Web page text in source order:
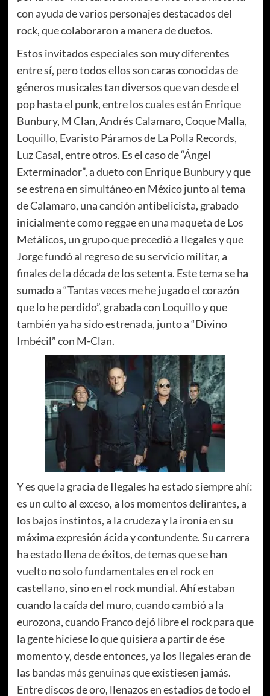
con ayuda de varios personajes destacados del
rock, que colaboraron a manera de duetos.
Estos invitados especiales son muy diferentes
entre sí, pero todos ellos son caras conocidas de
géneros musicales tan diversos que van desde el
pop hasta el punk, entre los cuales están Enrique
Bunbury, M Clan, Andrés Calamaro, Coque Malla,
Loquillo, Evaristo Páramos de La Polla Records,
Luz Casal, entre otros. Es el caso de “Ángel
Exterminador”, a dueto con Enrique Bunbury y que
se estrena en simultáneo en México junto al tema
de Calamaro, una canción antibelicista, grabado
inicialmente como reggae en una maqueta de Los
Metálicos, un grupo que precedió a Ilegales y que
Jorge fundó al regreso de su servicio militar, a
finales de la década de los setenta. Este tema se ha
sumado a “Tantas veces me he jugado el corazón
que lo he perdido”, grabada con Loquillo y que
también ya ha sido estrenada, junto a “Divino
Imbécil” con M-Clan.
Y es que la gracia de Ilegales ha estado siempre ahí:
es un culto al exceso, a los momentos delirantes, a
los bajos instintos, a la crudeza y la ironía en su
máxima expresión ácida y contundente. Su carrera
ha estado llena de éxitos, de temas que se han
vuelto no solo fundamentales en el rock en
castellano, sino en el rock mundial. Ahí estaban
cuando la caída del muro, cuando cambió a la
eurozona, cuando Franco dejó libre el rock para que
la gente hiciese lo que quisiera a partir de ése
momento y, desde entonces, ya los Ilegales eran de
las bandas más genuinas que existiesen jamás.
Entre discos de oro, llenazos en estadios de todo el